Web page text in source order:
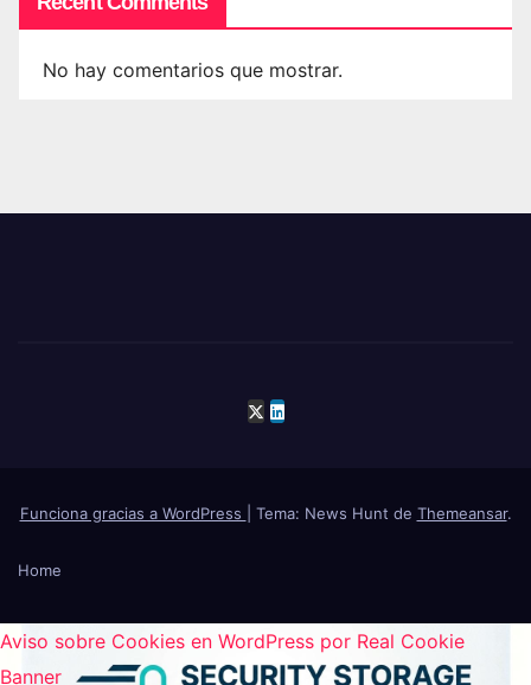
No hay comentarios que mostrar.
Funciona gracias a WordPress Tema: News Hunt de Themeansar.
Home
Aviso sobre Cookies en WordPress por Real Cookie
Banner